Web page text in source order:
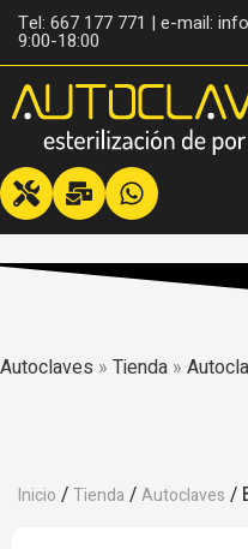
Tel: 667 177 771 | e-mail:
9:00-18:00
Autoclaves » Tienda »
Inicio /Tienda /Autoclaves /